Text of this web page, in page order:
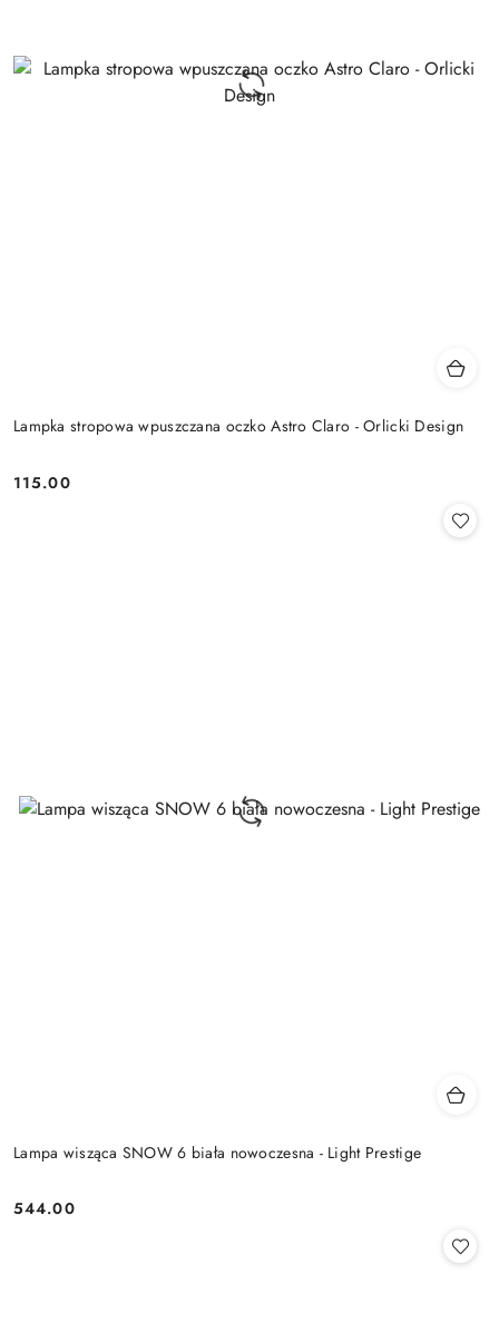
Lampka stropowa wpuszczana oczko Astro Claro - Orlicki Design
Cena:
115.00
Lampa wisząca SNOW 6 biała nowoczesna - Light Prestige
Cena:
544.00